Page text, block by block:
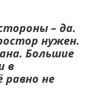
– да.
нужен.
Большие
в
равно не